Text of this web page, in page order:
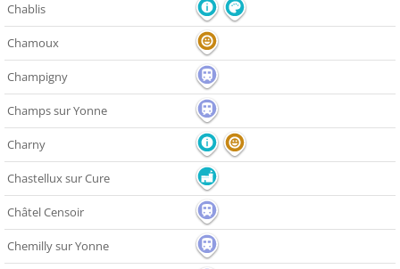
Chablis
Chamoux
Champigny
Champs sur Yonne
Charny
Chastellux sur Cure
Châtel Censoir
Chemilly sur Yonne